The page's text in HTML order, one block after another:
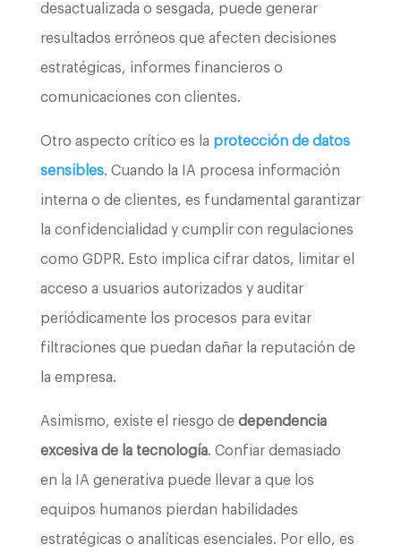
desactualizada o sesgada, puede generar
resultados erróneos que afecten decisiones
estratégicas, informes financieros o
comunicaciones con clientes.
Otro aspecto crítico es la protección de datos
sensibles. Cuando la IA procesa información
interna o de clientes, es fundamental garantizar
la confidencialidad y cumplir con regulaciones
como GDPR. Esto implica cifrar datos, limitar el
acceso a usuarios autorizados y auditar
periódicamente los procesos para evitar
filtraciones que puedan dañar la reputación de
la empresa.
Asimismo, existe el riesgo de dependencia
excesiva de la tecnología. Confiar demasiado
en la IA generativa puede llevar a que los
equipos humanos pierdan habilidades
estratégicas o analíticas esenciales. Por ello, es